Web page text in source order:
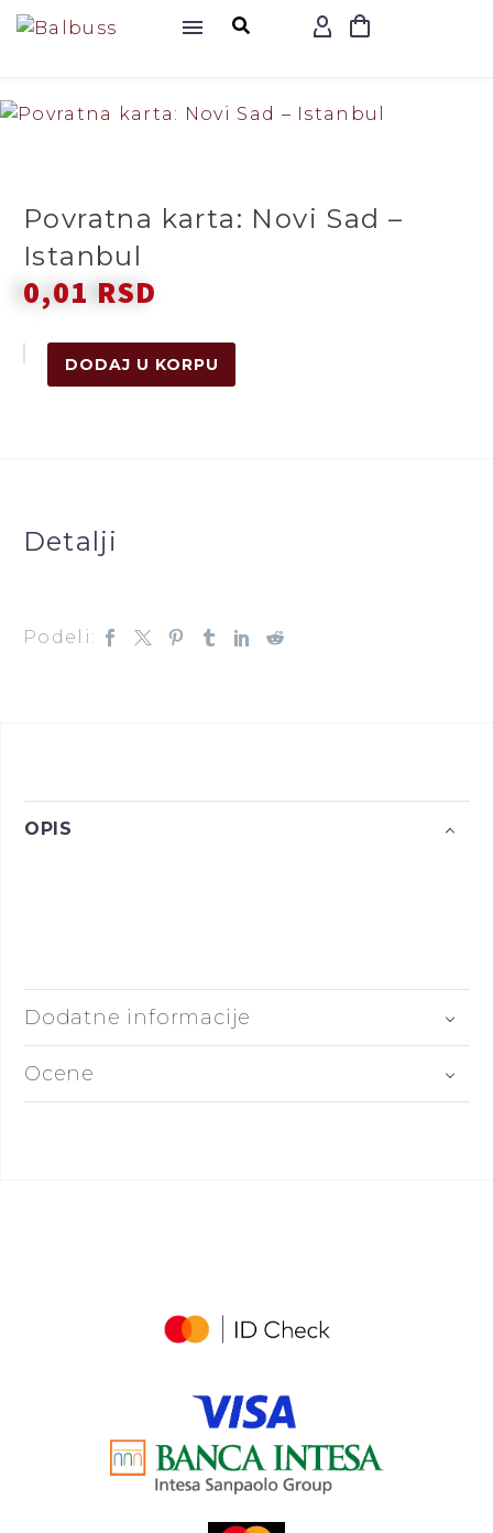
Povratna karta: Novi Sad –
Istanbul
0,01 RSD
DODAJ U KORPU
Detalji
Podeli:
OPIS
Dodatne informacije
Ocene